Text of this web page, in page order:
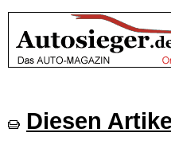
Diesen